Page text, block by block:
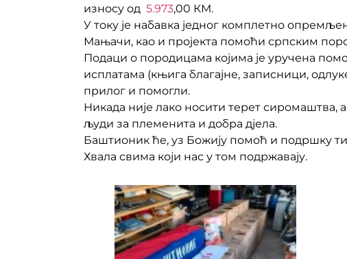
износу од 5.973,00 КМ.
У току је набавка једног комплетно
Мањачи, као и пројекта помоћи српским
Подаци о породицама којима је уручена
исплатама (књига благајне, записници,
прилог и помогли.
Никада није лако носити терет
људи за племенита и добра дјела.
Баштионик ће, уз Божију помоћ и подршку
Хвала свима који нас у том подржавају.